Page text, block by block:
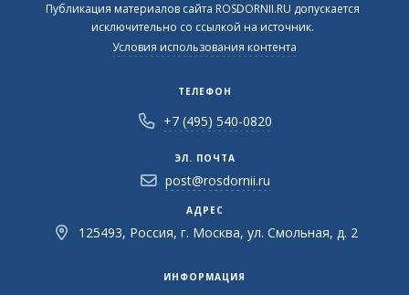
Публикация материалов сайта ROSDORNII.RU допускается
исключительно со ссылкой на источник.
Условия использования контента
ТЕЛЕФОН
+7 (495) 540-0820
ЭЛ. ПОЧТА
post@rosdornii.ru
АДРЕС
125493, Россия, г. Москва, ул. Смольная, д. 2
ИНФОРМАЦИЯ